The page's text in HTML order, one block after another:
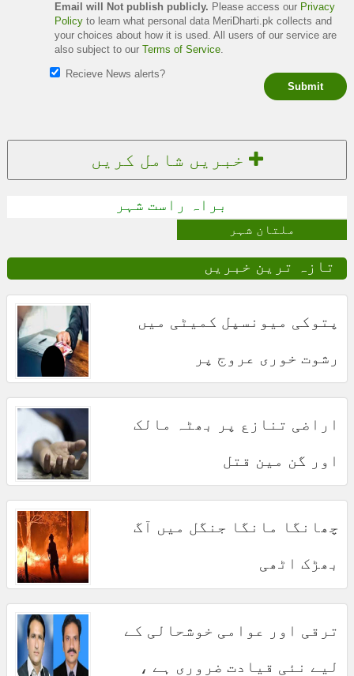
Email will Not publish publicly. Please access our Privacy
Policyto learn what personal data MeriDharti.pk collects and
your choices about how it is used. All users of our service are
also subject to our Terms of Service.
Recieve News alerts?
Submit
خبریں شامل کریں
براہ راست شہر
ملتان شہر
تازہ ترین خبریں
پتوکی میونسپل کمیٹی میں
رشوت خوری عروج پر
اراضی تنازع پر بھٹہ مالک
اور گن مین قتل
چھانگا مانگا جنگل میں آگ
بھڑک اٹھی
ترقی اور عوامی خوشحالی کے
لیے نئی قیادت ضروری ہے ،